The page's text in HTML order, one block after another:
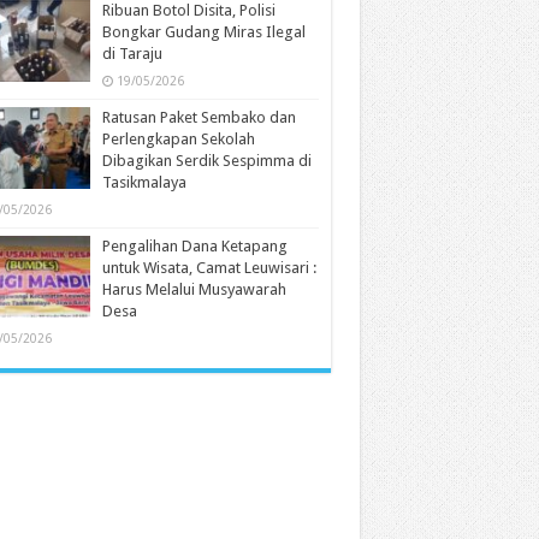
Ribuan Botol Disita, Polisi
Bongkar Gudang Miras Ilegal
di Taraju
19/05/2026
Ratusan Paket Sembako dan
Perlengkapan Sekolah
Dibagikan Serdik Sespimma di
Tasikmalaya
05/2026
Pengalihan Dana Ketapang
untuk Wisata, Camat Leuwisari :
Harus Melalui Musyawarah
Desa
05/2026